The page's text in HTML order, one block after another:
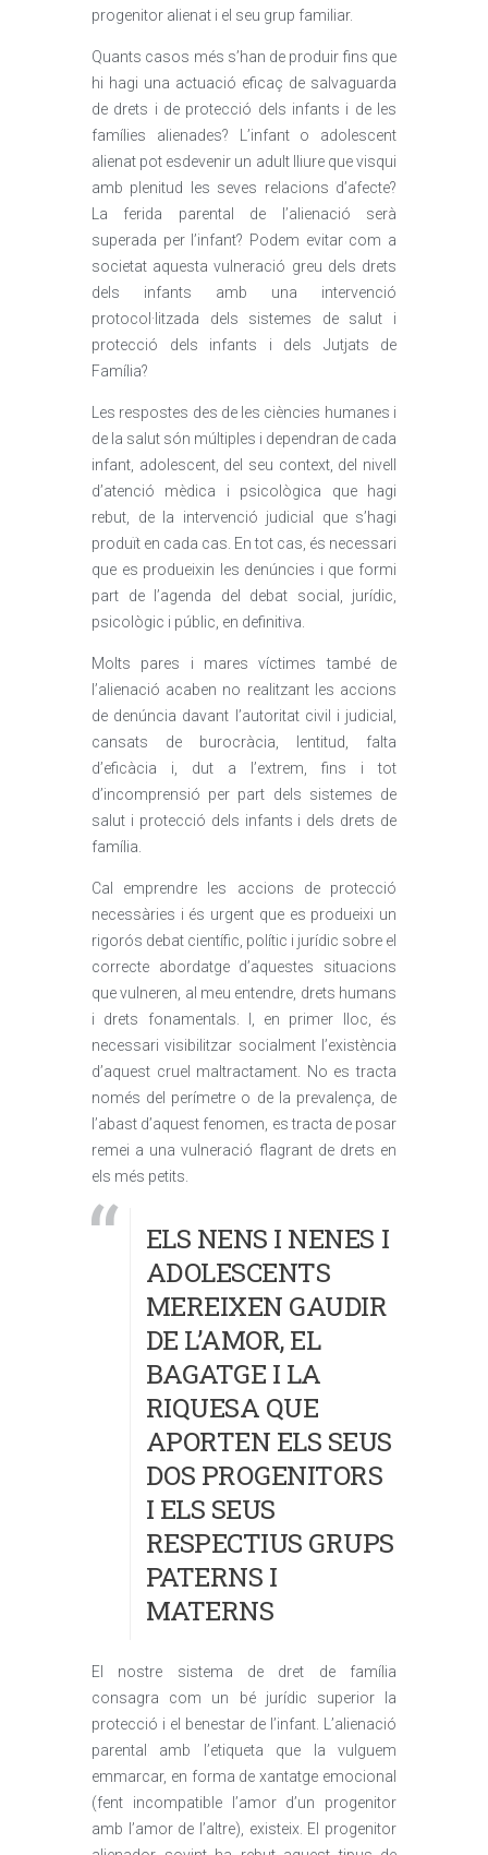
progenitor alienat i el seu grup familiar.
Quants casos més s’han de produir fins que
hi hagi una actuació eficaç de salvaguarda
de drets i de protecció dels infants i de les
famílies alienades? L’infant o adolescent
alienat pot esdevenir un adult lliure que visqui
amb plenitud les seves relacions d’afecte?
La ferida parental de l’alienació serà
superada per l’infant? Podem evitar com a
societat aquesta vulneració greu dels drets
dels infants amb una intervenció
protocol·litzada dels sistemes de salut i
protecció dels infants i dels Jutjats de
Família?
Les respostes des de les ciències humanes i
de la salut són múltiples i dependran de cada
infant, adolescent, del seu context, del nivell
d’atenció mèdica i psicològica que hagi
rebut, de la intervenció judicial que s’hagi
produït en cada cas. En tot cas, és necessari
que es produeixin les denúncies i que formi
part de l’agenda del debat social, jurídic,
psicològic i públic, en definitiva.
Molts pares i mares víctimes també de
l’alienació acaben no realitzant les accions
de denúncia davant l’autoritat civil i judicial,
cansats de burocràcia, lentitud, falta
d’eficàcia i, dut a l’extrem, fins i tot
d’incomprensió per part dels sistemes de
salut i protecció dels infants i dels drets de
família.
Cal emprendre les accions de protecció
necessàries i és urgent que es produeixi un
rigorós debat científic, polític i jurídic sobre el
correcte abordatge d’aquestes situacions
que vulneren, al meu entendre, drets humans
i drets fonamentals. I, en primer lloc, és
necessari visibilitzar socialment l’existència
d’aquest cruel maltractament. No es tracta
només del perímetre o de la prevalença, de
l’abast d’aquest fenomen, es tracta de posar
remei a una vulneració flagrant de drets en
els més petits.
ELS NENS I NENES I
ADOLESCENTS
MEREIXEN GAUDIR
DE L’AMOR, EL
BAGATGE I LA
RIQUESA QUE
APORTEN ELS SEUS
DOS PROGENITORS
I ELS SEUS
RESPECTIUS GRUPS
PATERNS I
MATERNS
El nostre sistema de dret de família
consagra com un bé jurídic superior la
protecció i el benestar de l’infant. L’alienació
parental amb l’etiqueta que la vulguem
emmarcar, en forma de xantatge emocional
(fent incompatible l’amor d’un progenitor
amb l’amor de l’altre), existeix. El progenitor